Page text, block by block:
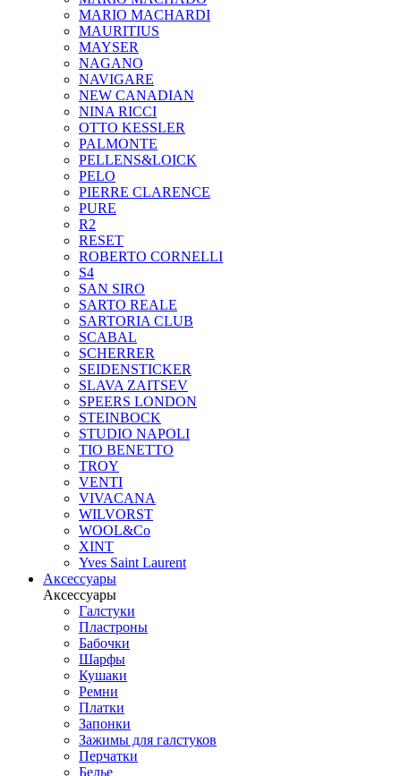
MARIO MACHARDI
MAURITIUS
MAYSER
NAGANO
NAVIGARE
NEW CANADIAN
NINA RICCI
OTTO KESSLER
PALMONTE
PELLENS&LOICK
PELO
PIERRE CLARENCE
PURE
R2
RESET
ROBERTO CORNELLI
S4
SAN SIRO
SARTO REALE
SARTORIA CLUB
SCABAL
SCHERRER
SEIDENSTICKER
SLAVA ZAITSEV
SPEERS LONDON
STEINBOCK
STUDIO NAPOLI
TIO BENETTO
TROY
VENTI
VIVACANA
WILVORST
WOOL&Co
XINT
Yves Saint Laurent
Аксессуары
Аксессуары
Галстуки
Пластроны
Бабочки
Шарфы
Кушаки
Ремни
Платки
Запонки
Зажимы для галстуков
Перчатки
Белье